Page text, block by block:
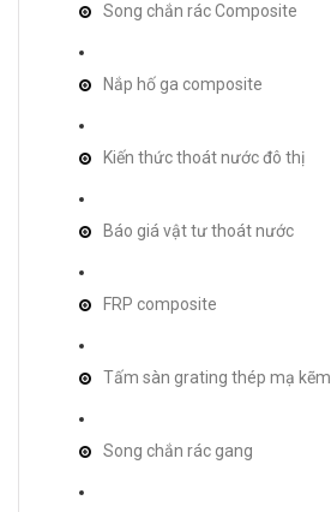
Song chắn rác Composite
Nắp hố ga composite
Kiến thức thoát nước đô thị
Báo giá vật tư thoát nước
FRP composite
Tấm sàn grating thép mạ kẽm
Song chắn rác gang